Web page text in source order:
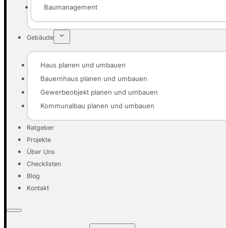
Baumanagement
Gebäude
Haus planen und umbauen
Bauernhaus planen und umbauen
Gewerbeobjekt planen und umbauen
Kommunalbau planen und umbauen
Ratgeber
Projekte
Über Uns
Checklisten
Blog
Kontakt